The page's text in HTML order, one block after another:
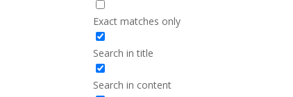
Exact matches only
Search in title
Search in content